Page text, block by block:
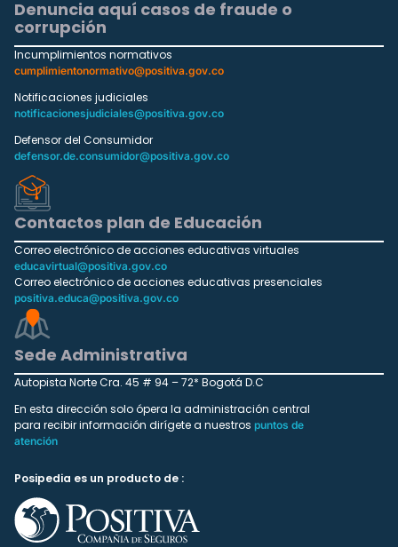
Denuncia aquí casos de fraude o
corrupción
Incumplimientos normativos
cumplimientonormativo@positiva.gov.co
Notificaciones judiciales
notificacionesjudiciales@positiva.gov.co
Defensor del Consumidor
defensor.de.consumidor@positiva.gov.co
Contactos plan de Educación
Correo electrónico de acciones educativas virtuales
educavirtual@positiva.gov.co
Correo electrónico de acciones educativas presenciales
positiva.educa@positiva.gov.co
Sede Administrativa
Autopista Norte Cra. 45 # 94 – 72* Bogotá D.C
En esta dirección solo ópera la administración central
para recibir información dirígete a nuestros puntos de
atención
Posipedia es un producto de :